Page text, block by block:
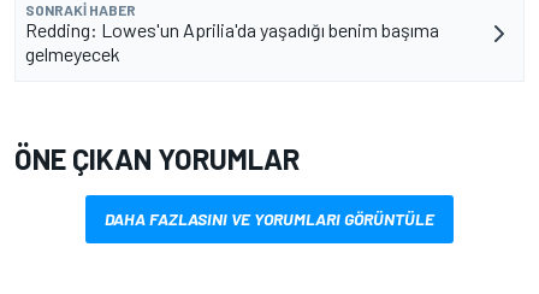
SONRAKI HABER
Redding: Lowes'un Aprilia'da yaşadığı benim başıma
gelmeyecek
ÖNE ÇIKAN YORUMLAR
DAHA FAZLASINI VE YORUMLARI GÖRÜNTÜLE